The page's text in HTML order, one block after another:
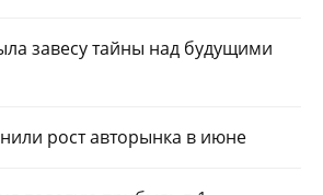
завесу тайны над будущими
рост авторынка в июне